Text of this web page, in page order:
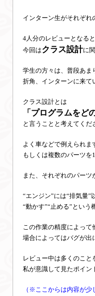
インターン生がそれぞれ
4人分のレビューとなる
今回はクラス設計に
学生の方々は、普段あま
折角、インターンに来て
クラス設計とは
「プログラムをど
と言うことと考えてくだ
よく車などで例えられま
もしくは複数のパーツを
また、それぞれのパーツ
“エンジン”には“排気量”
“動かす”“止める”という
この作業の精度によって
場合によってはバグが出
レビュー中は多くのこと
私が意識して見たポイン
（※ここからは内容が